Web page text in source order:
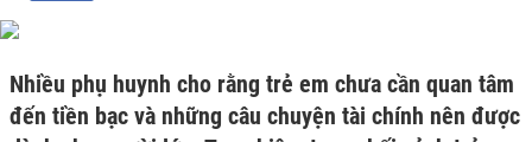
Nhiều phụ huynh cho rằng trẻ em chưa cần quan tâm
đến tiền bạc và những câu chuyện tài chính nên được